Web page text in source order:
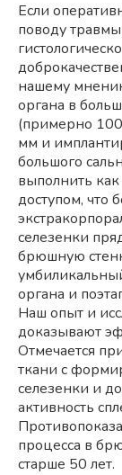
Если
поводу
нашему
органа в
(примерно
мм и
большого
выполнить
доступом, что
селезенки
брюшную
органа и
Наш опыт и
доказывают
Отмечается
ткани с
селезенки и
активность
процесса в
старше 50 лет.